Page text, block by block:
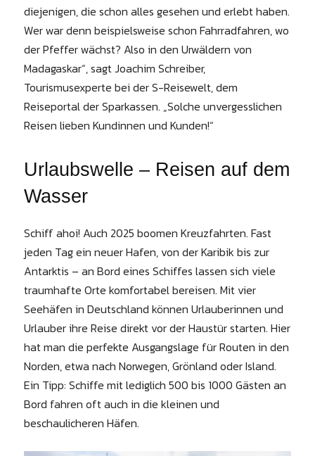
diejenigen, die schon alles gesehen und erlebt haben.
Wer war denn beispielsweise schon Fahrradfahren, wo
der Pfeffer wächst? Also in den Urwäldern von
Madagaskar“, sagt Joachim Schreiber,
Tourismusexperte bei der S-Reisewelt, dem
Reiseportal der Sparkassen. „Solche unvergesslichen
Reisen lieben Kundinnen und Kunden!“
Urlaubswelle – Reisen auf dem
Wasser
Schiff ahoi! Auch 2025 boomen Kreuzfahrten. Fast
jeden Tag ein neuer Hafen, von der Karibik bis zur
Antarktis – an Bord eines Schiffes lassen sich viele
traumhafte Orte komfortabel bereisen. Mit vier
Seehäfen in Deutschland können Urlauberinnen und
Urlauber ihre Reise direkt vor der Haustür starten. Hier
hat man die perfekte Ausgangslage für Routen in den
Norden, etwa nach Norwegen, Grönland oder Island.
Ein Tipp: Schiffe mit lediglich 500 bis 1000 Gästen an
Bord fahren oft auch in die kleinen und
beschaulicheren Häfen.